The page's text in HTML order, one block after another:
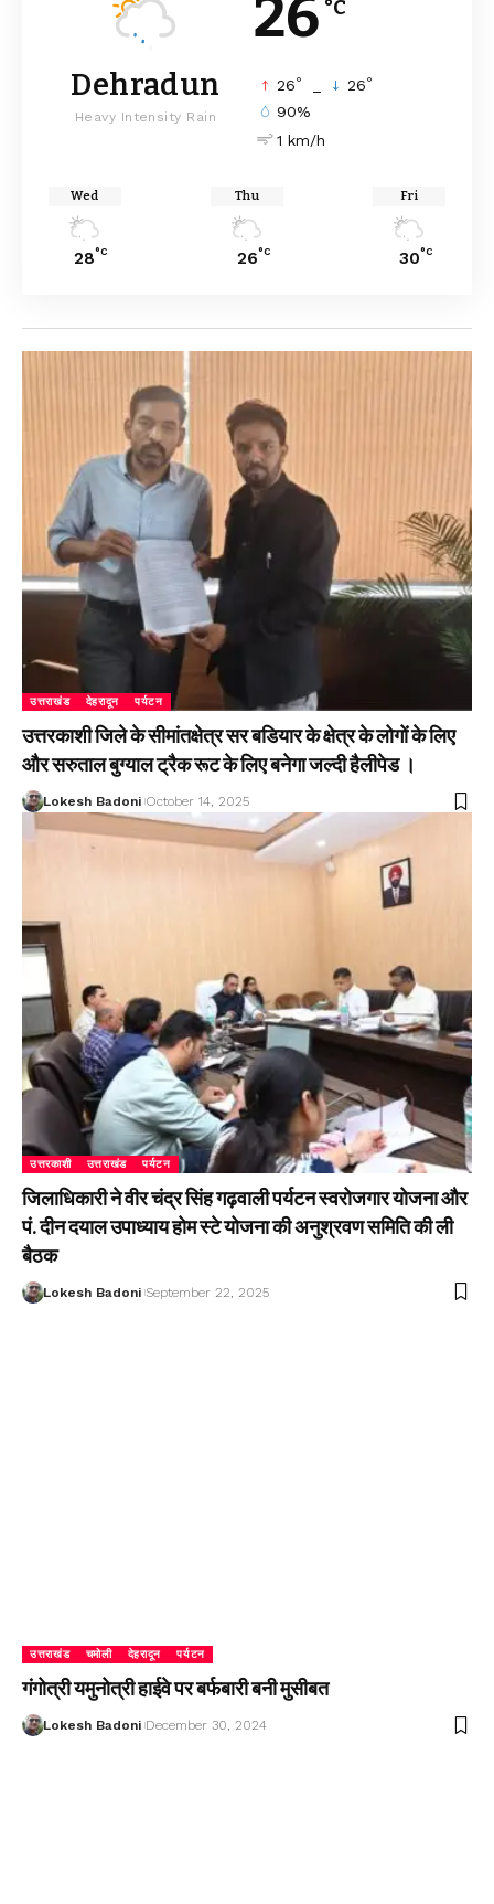
26 °C
Dehradun
Heavy Intensity Rain
26° 26°
90%
1 km/h
Wed
28°C
Thu
26°C
Fri
30°C
उत्तराखंड देहरादून पर्यटन
उत्तरकाशी जिले के सीमांतक्षेत्र सर बडियार के क्षेत्र के लोगों के लिए
और सरुताल बुग्याल ट्रैक रूट के लिए बनेगा जल्दी हैलीपेड ।
Lokesh Badoni October 14, 2025
उत्तरकाशी उत्तराखंड पर्यटन
जिलाधिकारी ने वीर चंद्र सिंह गढ़वाली पर्यटन स्वरोजगार योजना और
पं. दीन दयाल उपाध्याय होम स्टे योजना की अनुश्रवण समिति की ली
बैठक
Lokesh Badoni September 22, 2025
उत्तराखंड चमोली देहरादून पर्यटन
गंगोत्री यमुनोत्री हाईवे पर बर्फबारी बनी मुसीबत
Lokesh Badoni December 30, 2024